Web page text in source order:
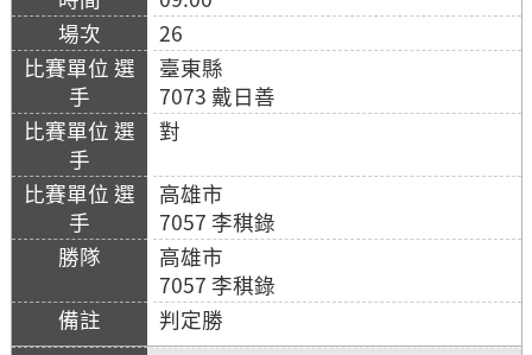
26
臺東縣
7073 戴日善
對
高雄市
7057 李稘錄
高雄市
7057 李稘錄
判定勝